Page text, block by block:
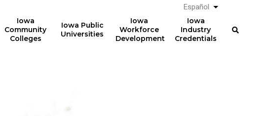
Iowa
Community
Colleges
Iowa Public
Universities
Iowa
Workforce
Development
Iowa
Industry
Credentials
Español List additional